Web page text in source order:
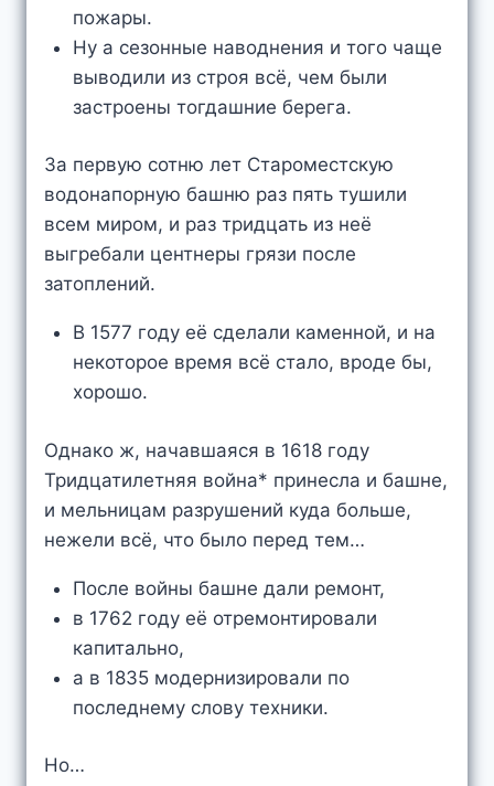
пожары.
Ну а сезонные наводнения и того чаще
выводили из строя всё, чем были
застроены тогдашние берега.
За первую сотню лет Староместскую
водонапорную башню раз пять тушили
всем миром, и раз тридцать из неё
выгребали центнеры грязи после
затоплений.
В 1577 году её сделали каменной, и на
некоторое время всё стало, вроде бы,
хорошо.
Однако ж, начавшаяся в 1618 году
Тридцатилетняя война* принесла и башне,
и мельницам разрушений куда больше,
нежели всё, что было перед тем…
После войны башне дали ремонт,
в 1762 году её отремонтировали
капитально,
а в 1835 модернизировали по
последнему слову техники.
Но…